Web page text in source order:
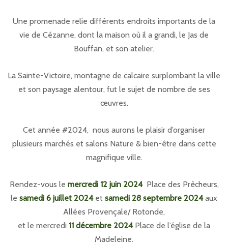
Une promenade relie différents endroits importants de la
vie de Cézanne, dont la maison où il a grandi, le Jas de
Bouffan, et son atelier.
La Sainte-Victoire, montagne de calcaire surplombant la ville
et son paysage alentour, fut le sujet de nombre de ses
œuvres.
Cet année #2024, nous aurons le plaisir d’organiser
plusieurs marchés et salons Nature & bien-être dans cette
magnifique ville.
Rendez-vous le mercredi 12 juin 2024Place des Prêcheurs,
le samedi 6 juillet 2024 et samedi 28 septembre 2024aux
Allées Provençale/ Rotonde,
et le mercredi 11 décembre 2024 Place de l’église de la
Madeleine.